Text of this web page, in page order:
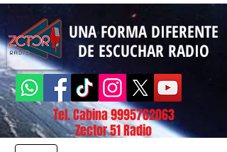
UNA FORMA DIFERENTE
DE ESCUCHAR RADIO
Tel. Cabina9995762063
Zector 51 Radio